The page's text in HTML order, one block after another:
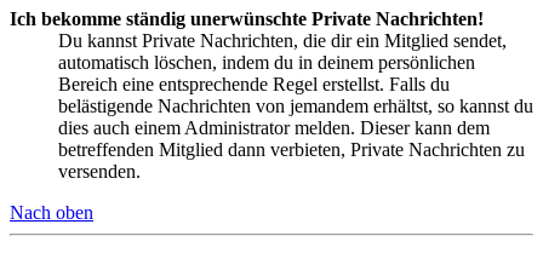
Ich bekomme ständig unerwünschte Private Nachrichten!
Du kannst Private Nachrichten, die dir ein Mitglied sendet,
automatisch löschen, indem du in deinem persönlichen
Bereich eine entsprechende Regel erstellst. Falls du
belästigende Nachrichten von jemandem erhältst, so kannst du
dies auch einem Administrator melden. Dieser kann dem
betreffenden Mitglied dann verbieten, Private Nachrichten zu
versenden.
Nach oben